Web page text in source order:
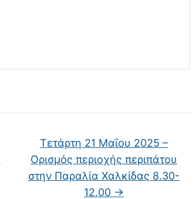
Τετάρτη 21 Μαΐου 2025 –
Ορισμός περιοχής περιπάτου
στην Παραλία Χαλκίδας 8.30-
12.00 →